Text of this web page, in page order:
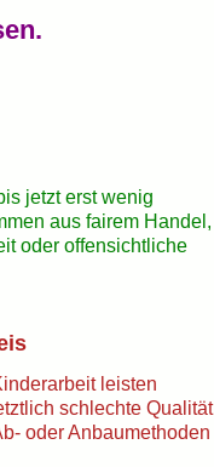
jetzt erst wenig
aus fairem Handel,
oder offensichtliche
leisten
schlechte Qualität
oder Anbaumethoden